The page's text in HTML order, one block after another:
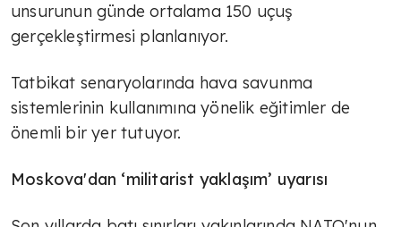
unsurunun günde ortalama 150 uçuş
gerçekleştirmesi planlanıyor.
Tatbikat senaryolarında hava savunma
sistemlerinin kullanımına yönelik eğitimler de
önemli bir yer tutuyor.
Moskova'dan ‘militarist yaklaşım’ uyarısı